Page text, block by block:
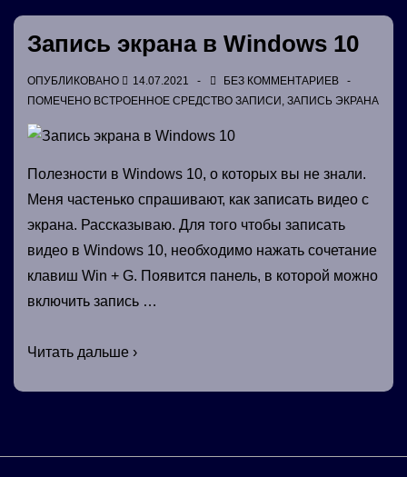
Запись экрана в Windows 10
ОПУБЛИКОВАНО 14.07.2021
БЕЗ КОММЕНТАРИЕВ
ПОМЕЧЕНО ВСТРОЕННОЕ СРЕДСТВО ЗАПИСИ , ЗАПИСЬ ЭКРАНА
Полезности в Windows 10, о которых вы не знали.
Меня частенько спрашивают, как записать видео с
экрана. Рассказываю. Для того чтобы записать
видео в Windows 10, необходимо нажать сочетание
клавиш Win + G. Появится панель, в которой можно
включить запись …
Запись
10
Читать дальше ›